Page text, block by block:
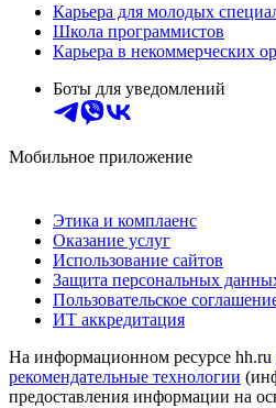
Карьера для молодых
Школа программистов
Карьера в некоммерческих
Боты для уведомлений
Мобильное приложение
Этика и комплаенс
Оказание услуг
Использование сайтов
Защита персональных
Пользовательское
ИТ аккредитация
На информационном ресурсе hh.ru
рекомендательные технологии
предоставления информации на